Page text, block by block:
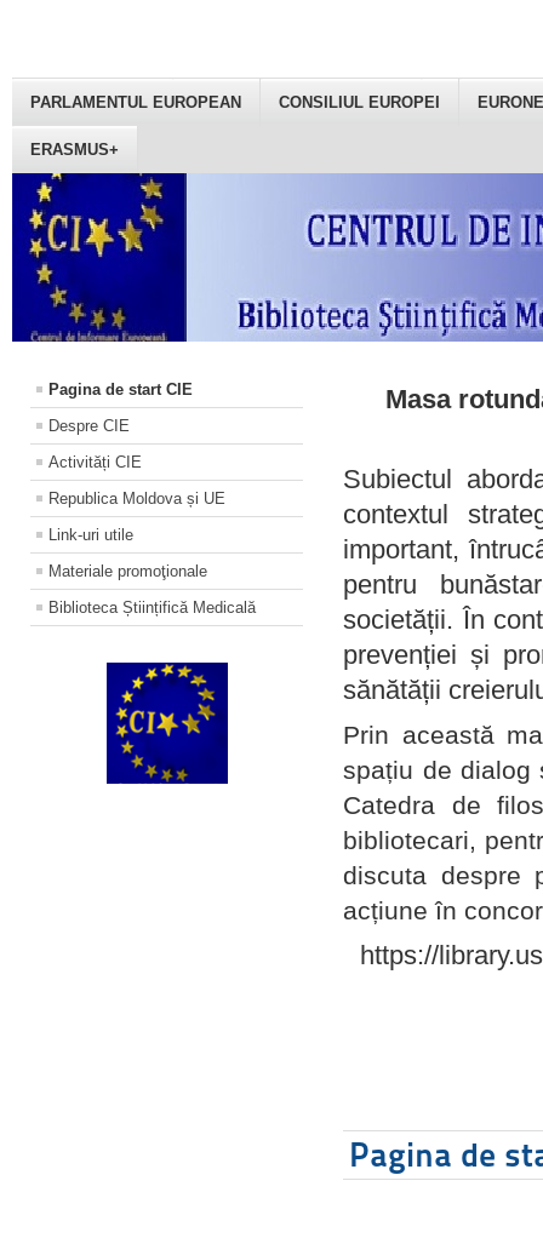
PARLAMENTUL EUROPEAN CONSILIUL EUROPEI
ERASMUS+
Pagina de start CIE
Despre CIE
Activități CIE
Republica Moldova și UE
Link-uri utile
Materiale promoţionale
Biblioteca Științifică Medicală
Masa
Subiectul
contextul
important,
pentru
societății. În
prevenției și
sănătății
Prin această
spațiu de dialog
Catedra de
bibliotecari,
discuta despre
acțiune în
https://
Pagina de